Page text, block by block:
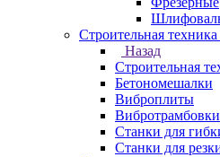
Строительная техника
Назад
Строительная
Бетономешалки
Виброплиты
Вибротрамбовки
Станки для
Станки для